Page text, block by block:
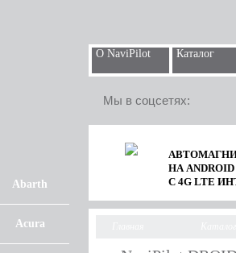
О NaviPilot Каталог
Мы в соцсетях:
Abarth
Acura
НА ANDROID
С 4G LTE